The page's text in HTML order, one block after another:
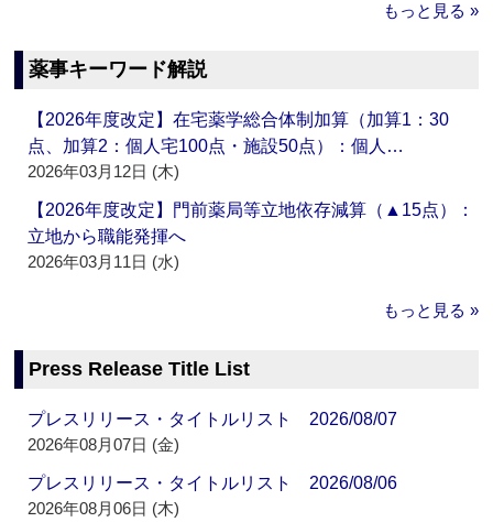
もっと見る »
薬事キーワード解説
【2026年度改定】在宅薬学総合体制加算（加算1：30
点、加算2：個人宅100点・施設50点）：個人…
2026年03月12日 (木)
【2026年度改定】門前薬局等立地依存減算（▲15点）：
立地から職能発揮へ
2026年03月11日 (水)
もっと見る »
Press Release Title List
プレスリリース・タイトルリスト 2026/08/07
2026年08月07日 (金)
プレスリリース・タイトルリスト 2026/08/06
2026年08月06日 (木)